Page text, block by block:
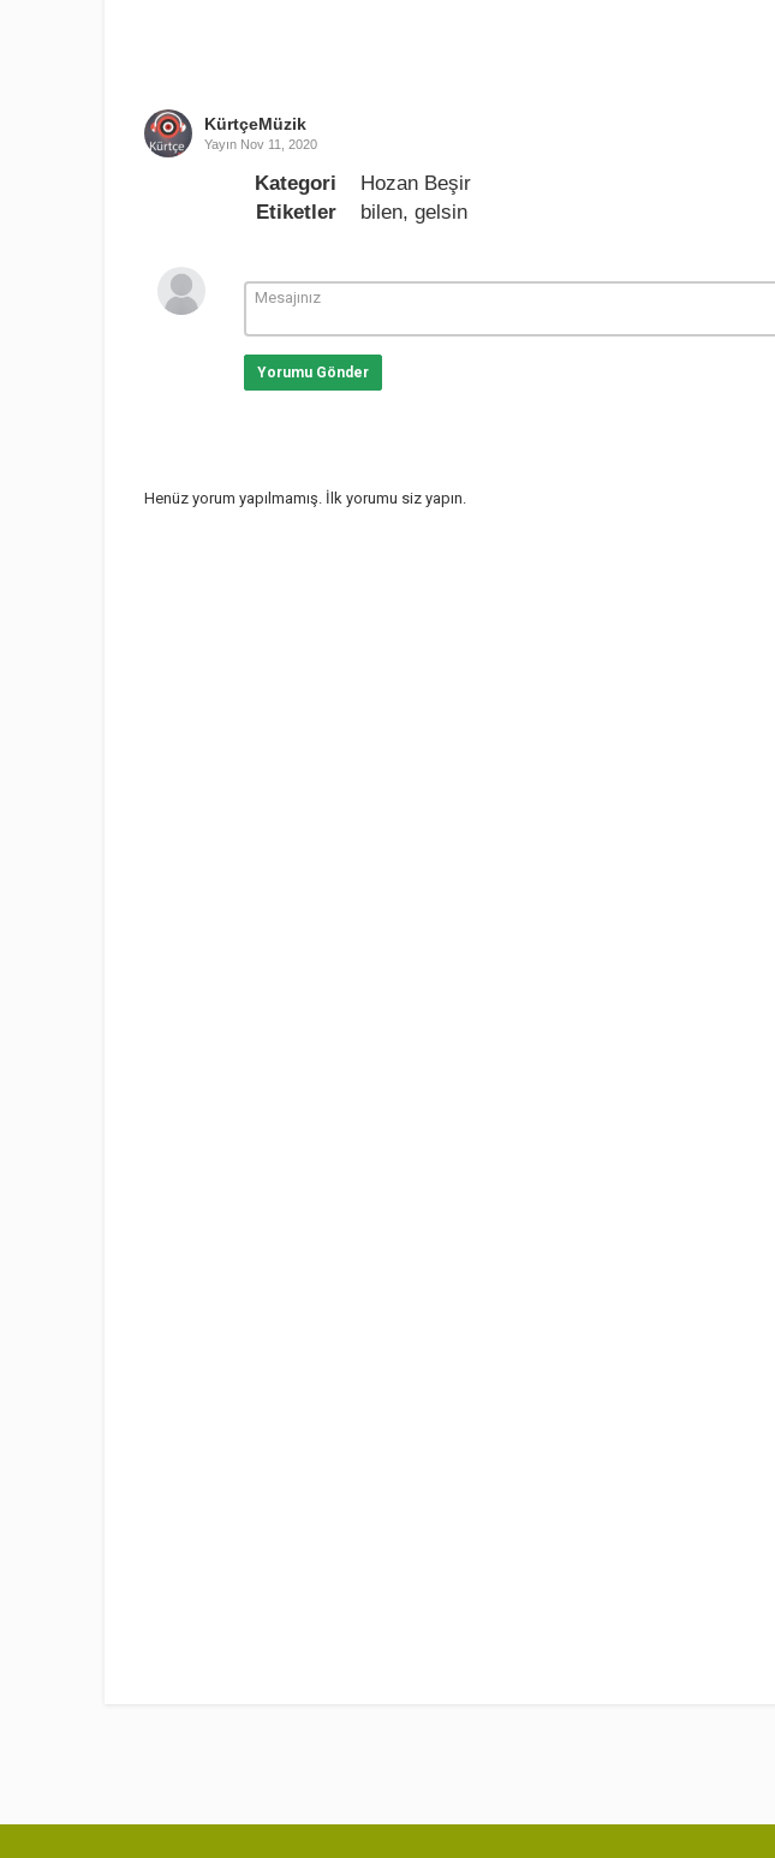
KürtçeMüzik
Yayın Nov 11, 2020
Kategori
Hozan Beşir
Etiketler
bilen, gelsin
Yorumu Gönder
Henüz yorum yapılmamış. İlk yorumu siz yapın.